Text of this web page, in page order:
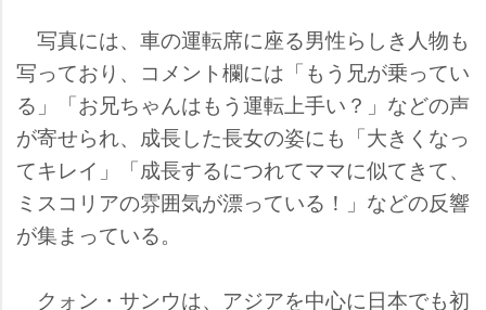
写真には、車の運転席に座る男性らしき人物も
写っており、コメント欄には「もう兄が乗ってい
る」「お兄ちゃんはもう運転上手い？」などの声
が寄せられ、成長した長女の姿にも「大きくなっ
てキレイ」「成長するにつれてママに似てきて、
ミスコリアの雰囲気が漂っている！」などの反響
が集まっている。
クォン・サンウは、アジアを中心に日本でも初